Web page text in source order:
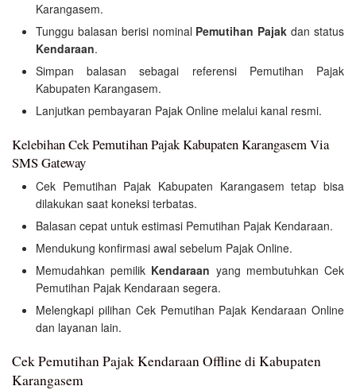
Karangasem.
Tunggu balasan berisi nominal Pemutihan Pajak dan status
Kendaraan.
Simpan balasan sebagai referensi Pemutihan Pajak
Kabupaten Karangasem.
Lanjutkan pembayaran Pajak Online melalui kanal resmi.
Kelebihan Cek Pemutihan Pajak Kabupaten Karangasem Via
SMS Gateway
Cek Pemutihan Pajak Kabupaten Karangasem tetap bisa
dilakukan saat koneksi terbatas.
Balasan cepat untuk estimasi Pemutihan Pajak Kendaraan.
Mendukung konfirmasi awal sebelum Pajak Online.
Memudahkan pemilik Kendaraan yang membutuhkan Cek
Pemutihan Pajak Kendaraan segera.
Melengkapi pilihan Cek Pemutihan Pajak Kendaraan Online
dan layanan lain.
Cek Pemutihan Pajak Kendaraan Offline di Kabupaten
Karangasem